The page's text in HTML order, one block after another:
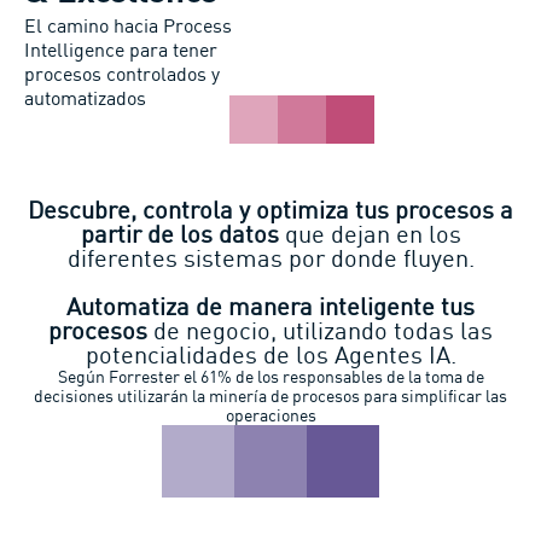
El camino hacia Process
Intelligence para tener
procesos controlados y
automatizados
Descubre, controla y optimiza tus procesos a
partir de los datosque dejan en los
diferentes sistemas por donde fluyen.
Automatiza de manera inteligente tus
procesos de negocio, utilizando todas las
potencialidades de los Agentes IA.
Según Forrester el 61% de los responsables de la toma de
decisiones utilizarán la minería de procesos para simplificar las
operaciones